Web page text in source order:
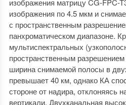
изображения по 4.5 мкм и
с пространственным
панхроматическом диапазоне.
мультиспектральных
пространственным
ширина снимаемой полосы в
превышает 40 км, однако КА
стороне от надира, отклоняясь
вертикали. Двухканальная